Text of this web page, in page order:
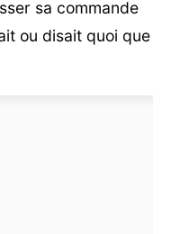
sa commande
ou disait quoi que